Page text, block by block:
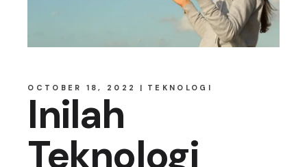
OCTOBER 18, 2022 TEKNOLOGI
Inilah
Teknologi